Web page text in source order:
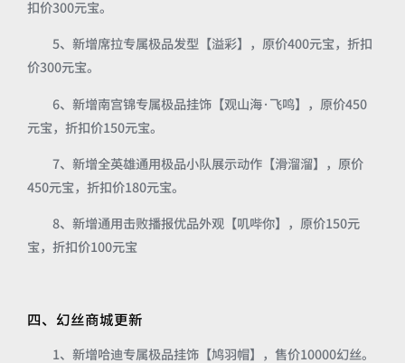
扣价300元宝。
5、新增席拉专属极品发型【溢彩】，原价400元宝，折扣
价300元宝。
6、新增南宫锦专属极品挂饰【观山海·飞鸣】，原价450
元宝，折扣价150元宝。
7、新增全英雄通用极品小队展示动作【滑溜溜】，原价
450元宝，折扣价180元宝。
8、新增通用击败播报优品外观【叽哔你】，原价150元
宝，折扣价100元宝
四、幻丝商城更新
1、新增哈迪专属极品挂饰【鸠羽帽】，售价10000幻丝。